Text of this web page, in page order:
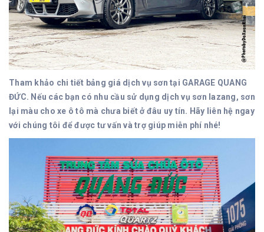
Tham khảo chi tiết bảng giá dịch vụ sơn tại GARAGE QUANG
ĐỨC. Nếu các bạn có nhu cầu sử dụng dịch vụ sơn lazang, sơn
lại màu cho xe ô tô mà chưa biết ở đâu uy tín. Hãy liên hệ ngay
với chúng tôi để được tư vấn và trợ giúp miễn phí nhé!